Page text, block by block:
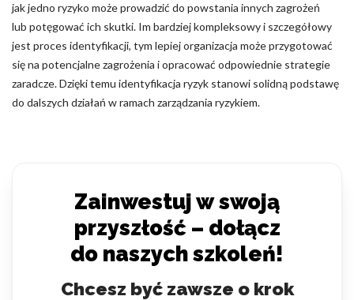
jak jedno ryzyko może prowadzić do powstania innych zagrożeń
lub potęgować ich skutki. Im bardziej kompleksowy i szczegółowy
jest proces identyfikacji, tym lepiej organizacja może przygotować
się na potencjalne zagrożenia i opracować odpowiednie strategie
zaradcze. Dzięki temu identyfikacja ryzyk stanowi solidną podstawę
do dalszych działań w ramach zarządzania ryzykiem.
Zainwestuj w swoją
przyszłość – dołącz
do naszych szkoleń!
Chcesz być zawsze o krok